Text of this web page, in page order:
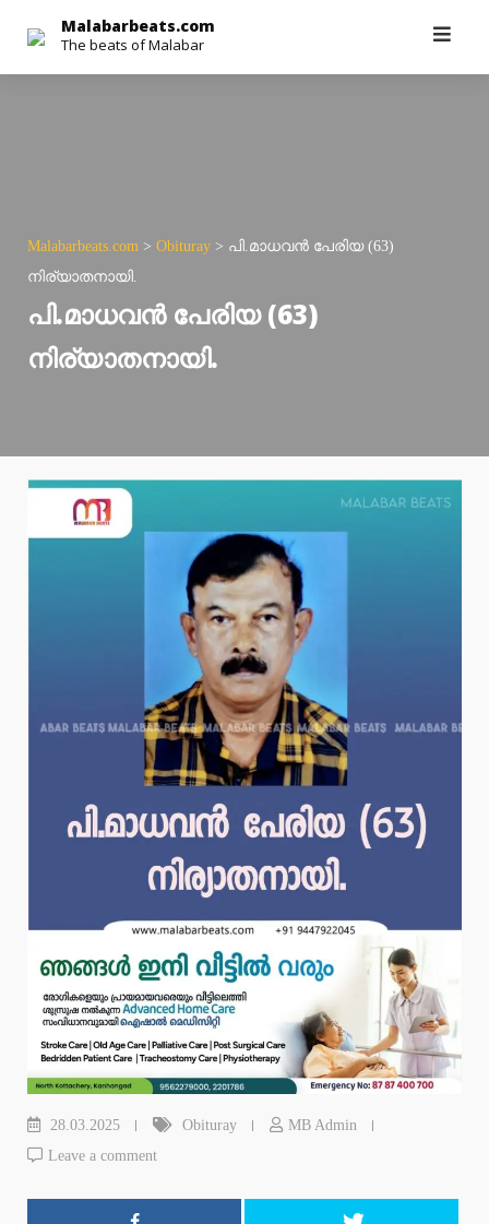
content
Malabarbeats.com
The beats of Malabar
Malabarbeats.com > Obituray > പി.മാധവൻ പേരിയ (63)
നിര്യാതനായി.
പി.മാധവൻ പേരിയ (63)
നിര്യാതനായി.
28.03.2025 Obituray
MB Admin
Leave a comment